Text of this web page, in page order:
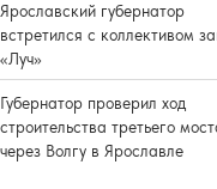
Ярославский губернатор
встретился с коллективом
«Луч»
Губернатор проверил ход
строительства третьего
через Волгу в Ярославле